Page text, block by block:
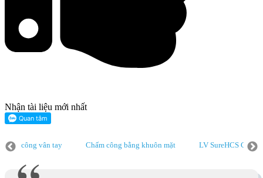
Nhận tài liệu mới nhất
chấm công vân tay Chấm công bằng khuôn mặt
LV SureHCS C&B
công vân tay
LV SureHCS C&B